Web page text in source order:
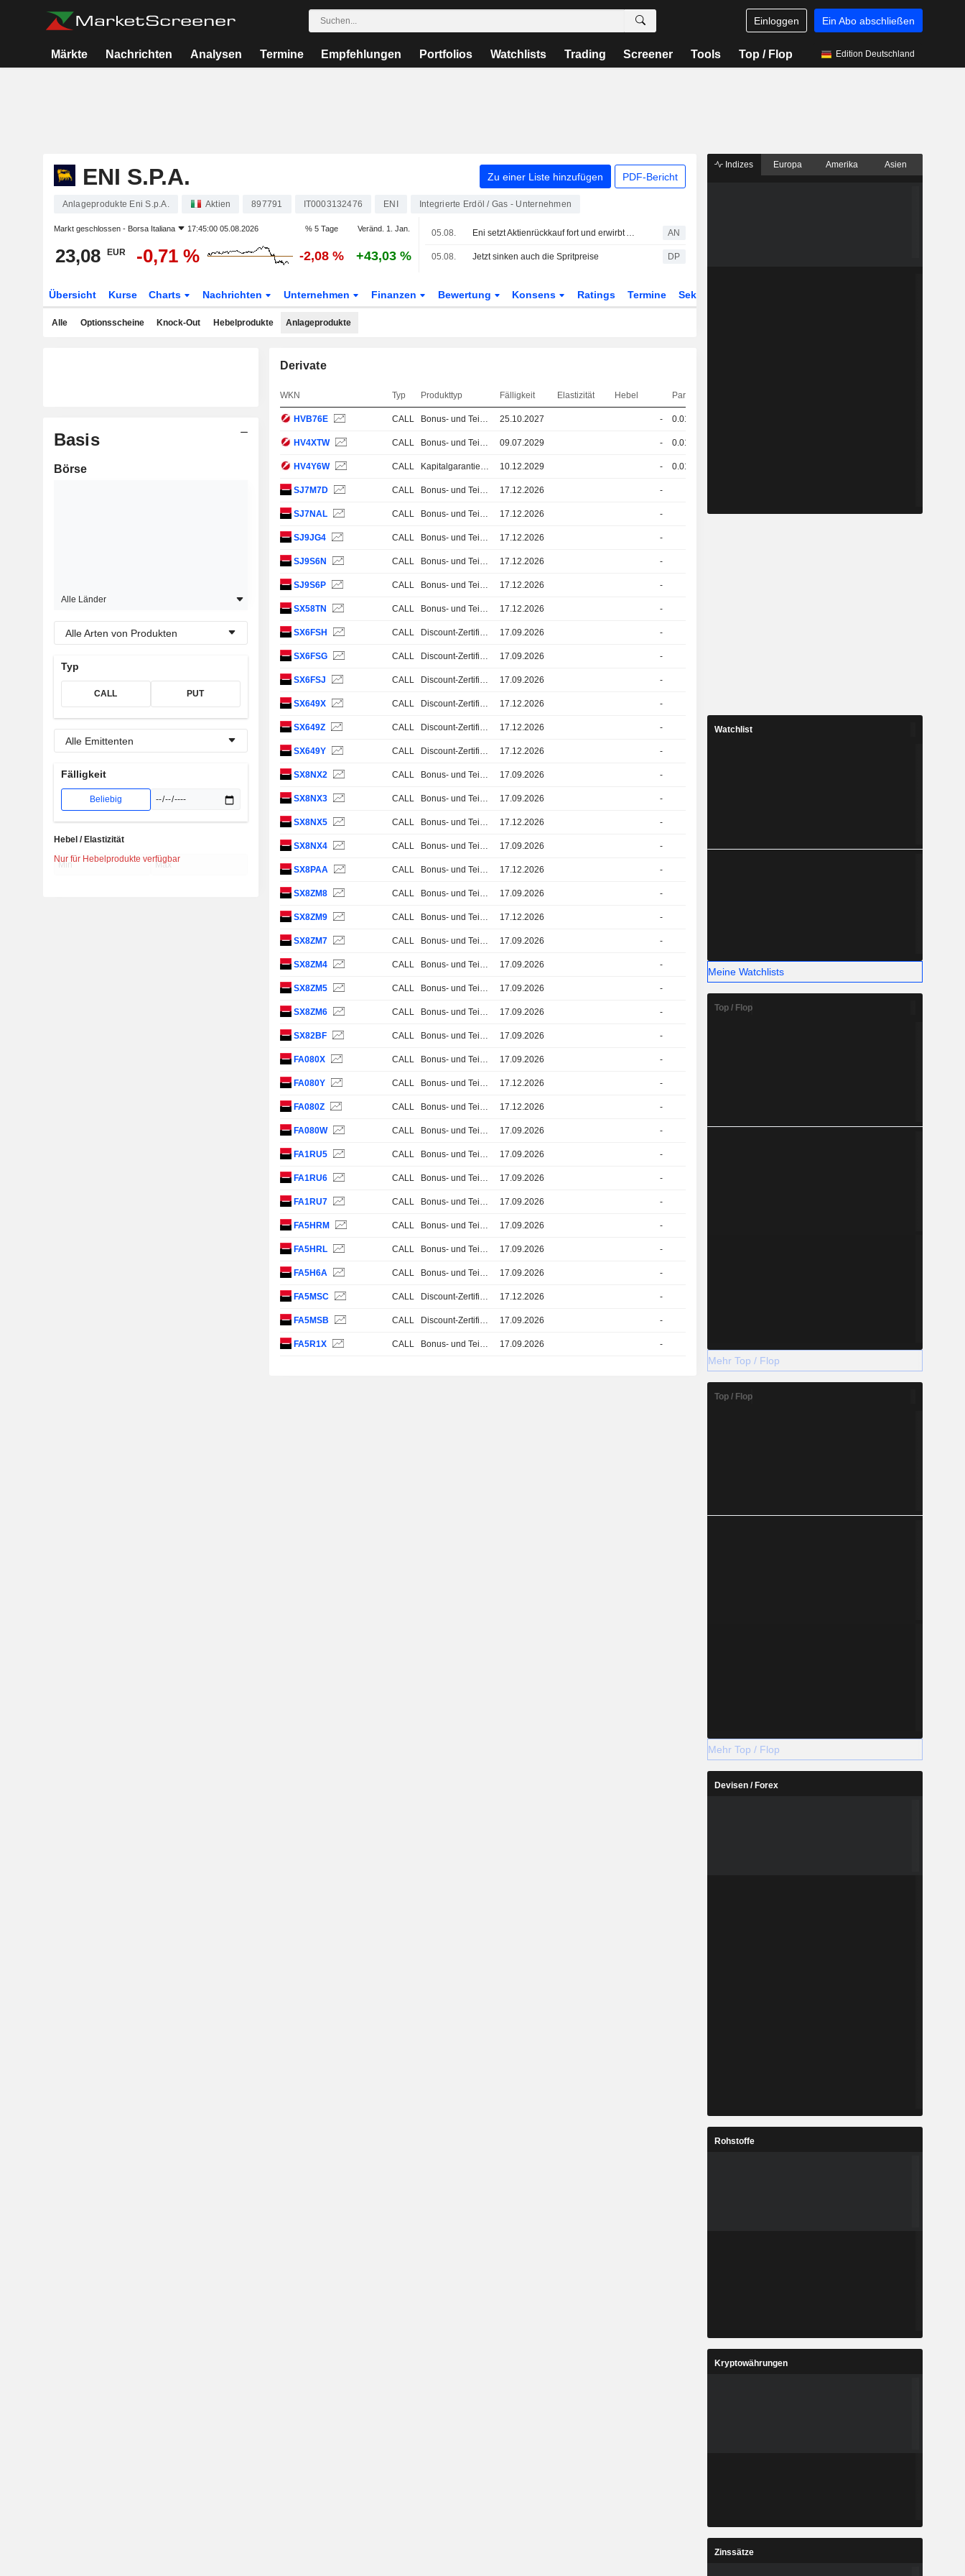
Einloggen Ein Abo abschließen
Märkte Nachrichten Analysen Termine Empfehlungen Portfolios Watchlists Trading Screener Tools Top / Flop Edition Deutschland
ENI S.P.A. Zu einer Liste hinzufügen PDF-Bericht
Anlageprodukte Eni S.p.A. Aktien 897791 IT0003132476 ENI Integrierte Erdöl / Gas - Unternehmen
Markt geschlossen - Borsa Italiana 17:45:00 05.08.2026 % 5 Tage Veränd. 1. Jan.
23,08 EUR -0,71 % -2,08 % +43,03 %
05.08. Eni setzt Aktienrückkauf fort und erwirbt Aktien für 115 Mio. EUR AN
05.08. Jetzt sinken auch die Spritpreise DP
Übersicht Kurse Charts Nachrichten Unternehmen Finanzen Bewertung Konsens Ratings Termine Sektor
Alle Optionsscheine Knock-Out Hebelprodukte Anlageprodukte
Basis
Börse
Alle Länder
Alle Arten von Produkten
Typ
CALL PUT
Alle Emittenten
Fälligkeit
Beliebig
Nur für Hebelprodukte verfügbar
Hebel / Elastizität
Derivate
WKN Typ Produkttyp Fälligkeit Elastizität Hebel Parität
HVB76E CALL Bonus- und Teilschutz-Zertifikate 25.10.2027 - 0.013
HV4XTW CALL Bonus- und Teilschutz-Zertifikate 09.07.2029 - 0.014
HV4Y6W CALL Kapitalgarantie 100% 10.12.2029 - 0.013
SJ7M7D CALL Bonus- und Teilschutz-Zertifikate 17.12.2026 -
SJ7NAL CALL Bonus- und Teilschutz-Zertifikate 17.12.2026 - -EUR
SJ9JG4 CALL Bonus- und Teilschutz-Zertifikate 17.12.2026 -
SJ9S6N CALL Bonus- und Teilschutz-Zertifikate 17.12.2026 -
SJ9S6P CALL Bonus- und Teilschutz-Zertifikate 17.12.2026 -
SX58TN CALL Bonus- und Teilschutz-Zertifikate 17.12.2026 -
SX6FSH CALL Discount-Zertifikate 17.09.2026 -
SX6FSG CALL Discount-Zertifikate 17.09.2026 -
SX6FSJ CALL Discount-Zertifikate 17.09.2026 -
SX649X CALL Discount-Zertifikate 17.12.2026 -
SX649Z CALL Discount-Zertifikate 17.12.2026 - -
SX649Y CALL Discount-Zertifikate 17.12.2026 -
SX8NX2 CALL Bonus- und Teilschutz-Zertifikate 17.09.2026 -
SX8NX3 CALL Bonus- und Teilschutz-Zertifikate 17.09.2026 -
SX8NX5 CALL Bonus- und Teilschutz-Zertifikate 17.12.2026 -
SX8NX4 CALL Bonus- und Teilschutz-Zertifikate 17.09.2026 -
SX8PAA CALL Bonus- und Teilschutz-Zertifikate 17.12.2026 -
SX8ZM8 CALL Bonus- und Teilschutz-Zertifikate 17.09.2026 -
SX8ZM9 CALL Bonus- und Teilschutz-Zertifikate 17.12.2026 -
SX8ZM7 CALL Bonus- und Teilschutz-Zertifikate 17.09.2026 -
SX8ZM4 CALL Bonus- und Teilschutz-Zertifikate 17.09.2026 - -EUR
SX8ZM5 CALL Bonus- und Teilschutz-Zertifikate 17.09.2026 -
SX8ZM6 CALL Bonus- und Teilschutz-Zertifikate 17.09.2026 - -
SX82BF CALL Bonus- und Teilschutz-Zertifikate 17.09.2026 -
FA080X CALL Bonus- und Teilschutz-Zertifikate 17.09.2026 -
FA080Y CALL Bonus- und Teilschutz-Zertifikate 17.12.2026 -
FA080Z CALL Bonus- und Teilschutz-Zertifikate 17.12.2026 -
FA080W CALL Bonus- und Teilschutz-Zertifikate 17.09.2026 -
FA1RU5 CALL Bonus- und Teilschutz-Zertifikate 17.09.2026 -
FA1RU6 CALL Bonus- und Teilschutz-Zertifikate 17.09.2026 -
FA1RU7 CALL Bonus- und Teilschutz-Zertifikate 17.09.2026 -
FA5HRM CALL Bonus- und Teilschutz-Zertifikate 17.09.2026 -
FA5HRL CALL Bonus- und Teilschutz-Zertifikate 17.09.2026 -
FA5H6A CALL Bonus- und Teilschutz-Zertifikate 17.09.2026 -
FA5MSC CALL Discount-Zertifikate 17.12.2026 -
FA5MSB CALL Discount-Zertifikate 17.09.2026 -
FA5R1X CALL Bonus- und Teilschutz-Zertifikate 17.09.2026 -
Indizes Europa Amerika Asien
Watchlist
Meine Watchlists
Top / Flop
Mehr Top / Flop
Top / Flop
Mehr Top / Flop
Devisen / Forex
Rohstoffe
Kryptowährungen
Zinssätze